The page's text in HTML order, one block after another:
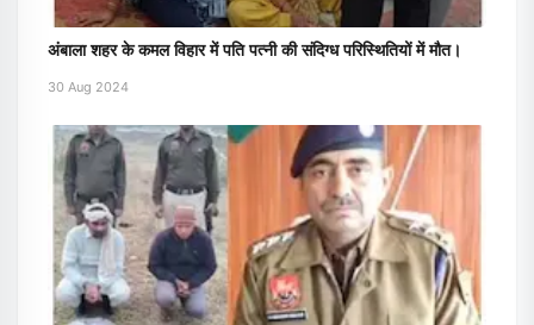
अंबाला शहर के कमल विहार में पति पत्नी की संदिग्ध परिस्थितियों में मौत।
30 Aug 2024